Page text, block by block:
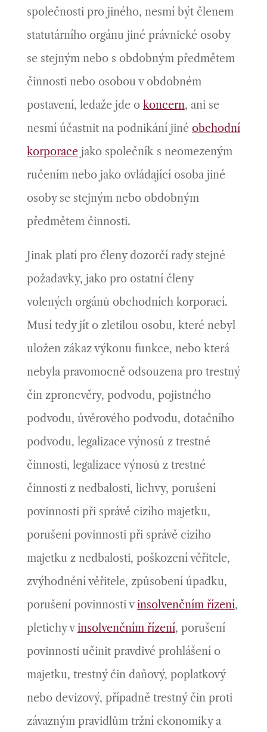
společnosti pro jiného, nesmí být členem
statutárního orgánu jiné právnické osoby
se stejným nebo s obdobným předmětem
činnosti nebo osobou v obdobném
postavení, ledaže jde o koncern, ani se
nesmí účastnit na podnikání jiné obchodní
korporacejako společník s neomezeným
ručením nebo jako ovládající osoba jiné
osoby se stejným nebo obdobným
předmětem činnosti.
Jinak platí pro členy dozorčí rady stejné
požadavky, jako pro ostatní členy
volených orgánů obchodních korporací.
Musí tedy jít o zletilou osobu, které nebyl
uložen zákaz výkonu funkce, nebo která
nebyla pravomocně odsouzena pro trestný
čin zpronevěry, podvodu, pojistného
podvodu, úvěrového podvodu, dotačního
podvodu, legalizace výnosů z trestné
činnosti, legalizace výnosů z trestné
činnosti z nedbalosti, lichvy, porušení
povinnosti při správě cizího majetku,
porušení povinnosti při správě cizího
majetku z nedbalosti, poškození věřitele,
zvýhodnění věřitele, způsobení úpadku,
porušení povinnosti vinsolvenčním řízení,
pletichy vinsolvenčním řízení, porušení
povinnosti učinit pravdivé prohlášení o
majetku, trestný čin daňový, poplatkový
nebo devizový, případně trestný čin proti
závazným pravidlům tržní ekonomiky a